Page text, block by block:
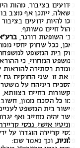
בציבור. מהות
ייתכן אף מצב בו
להיות ידועים בציבור
חיים משותף.
השופטת דורנר,ברע“א6854/00
ככל שחוק יחסי ממון
בית המשפט למשפחה
המחוזי, כי
בסתירה להוראות
את זו. שני החוקים גם
ביניהם על משטר
בחיים בצוותא,
כל הסכם ממון, חשוב כי
בית המשפט
יהיה מחייב ואף יגרום
אישי, נכסי קריירה:
קריירה הוגדרו על ידי
וכך נאמר שם: